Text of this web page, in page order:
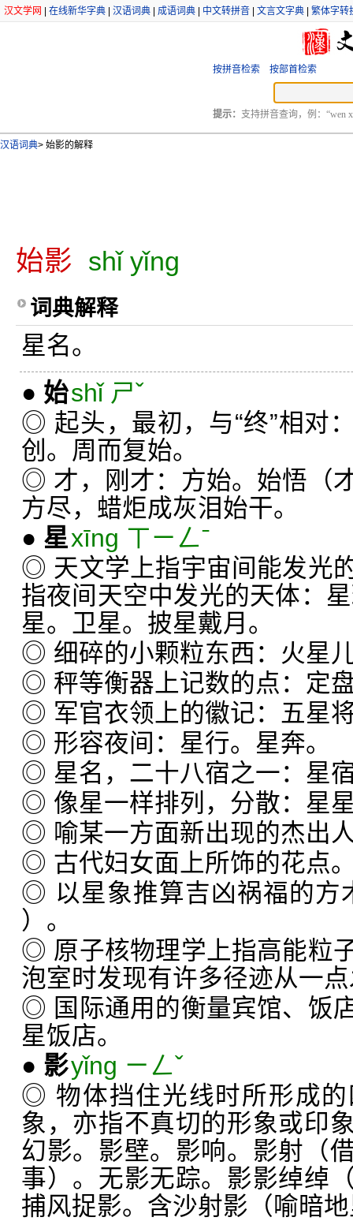
汉文学网 在线新华字典 汉语词典 成语词典 中文转拼音 文言文字典 繁体字转
按拼音检索 按部首检索
提示： 支持拼音查询，例：“wen
汉语词典> 始影的解释
始影 shǐ yǐng
词典解释
星名。
● 始shǐ ㄕˇ
◎ 起头，最初，与“终”相对
创。周而复始。
◎ 才，刚才：方始。始悟（
方尽，蜡炬成灰泪始干。
● 星xīng ㄒㄧㄥˉ
◎ 天文学上指宇宙间能发光
指夜间天空中发光的天体：
星。卫星。披星戴月。
◎ 细碎的小颗粒东西：火星
◎ 秤等衡器上记数的点：定
◎ 军官衣领上的徽记：五星
◎ 形容夜间：星行。星奔。
◎ 星名，二十八宿之一：星
◎ 像星一样排列，分散：星
◎ 喻某一方面新出现的杰出
◎ 古代妇女面上所饰的花点
◎ 以星象推算吉凶祸福的方
）。
◎ 原子核物理学上指高能粒
泡室时发现有许多径迹从一
◎ 国际通用的衡量宾馆、饭
星饭店。
● 影yǐng ㄧㄥˇ
◎ 物体挡住光线时所形成
象，亦指不真切的形象或印
幻影。影壁。影响。影射（
事）。无影无踪。影影绰绰
捕风捉影。含沙射影（喻暗